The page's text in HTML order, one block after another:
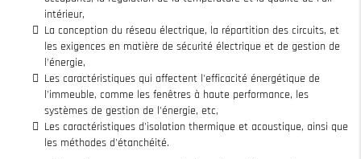
intérieur,
La conception du réseau électrique, la répartition des circuits, et
les exigences en matière de sécurité électrique et de gestion de
l'énergie,
Les caractéristiques qui affectent l'efficacité énergétique de
l'immeuble, comme les fenêtres à haute performance, les
systèmes de gestion de l'énergie, etc,
Les caractéristiques d'isolation thermique et acoustique, ainsi que
les méthodes d'étanchéité.